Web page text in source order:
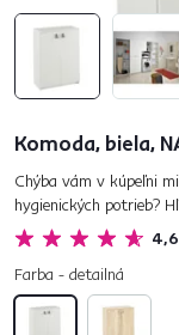
Komoda, biela,
4,6
Chýba vám v kúpeľni
hygienických potrieb?
NATALI TYP 4 je
predmetov...
Farba - detailná